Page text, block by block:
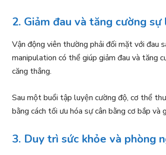
2. Giảm đau và tăng cường
Vận động viên thường phải đối mặt với đau
manipulation có thể giúp giảm đau và tăng
căng thẳng.
Sau một buổi tập luyện cường độ, cơ thể
bằng cách tối ưu hóa sự cân bằng cơ bắp và
3. Duy trì sức khỏe và phòng